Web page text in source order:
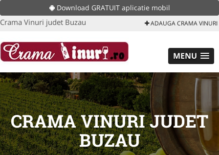
Download GRATUIT aplicatie mobil
Crama Vinuri judet Buzau ADAUGA CRAMA VINURI
MENU
CRAMA VINURI JUDET
BUZAU